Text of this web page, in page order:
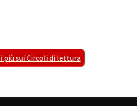
più sui Circoli di lettura